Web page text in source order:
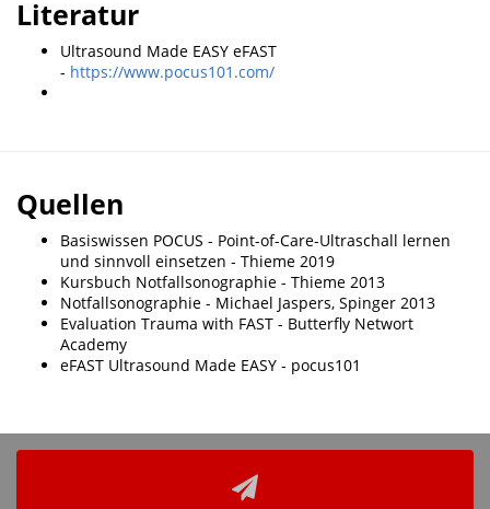
Literatur
Ultrasound Made EASY eFAST
- https://www.pocus101.com/
Quellen
Basiswissen POCUS - Point-of-Care-Ultraschall lernen
und sinnvoll einsetzen - Thieme 2019
Kursbuch Notfallsonographie - Thieme 2013
Notfallsonographie - Michael Jaspers, Spinger 2013
Evaluation Trauma with FAST - Butterfly Networt
Academy
eFAST Ultrasound Made EASY - pocus101